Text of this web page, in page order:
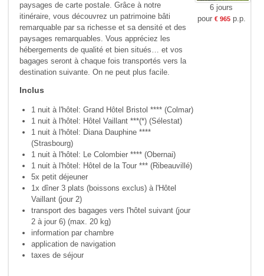
paysages de carte postale. Grâce à notre
itinéraire, vous découvrez un patrimoine bâti
remarquable par sa richesse et sa densité et des
paysages remarquables. Vous appréciez les
hébergements de qualité et bien situés… et vos
bagages seront à chaque fois transportés vers la
destination suivante. On ne peut plus facile.
Inclus
1 nuit à l'hôtel: Grand Hôtel Bristol **** (Colmar)
1 nuit à l'hôtel: Hôtel Vaillant ***(*) (Sélestat)
1 nuit à l'hôtel: Diana Dauphine ****
(Strasbourg)
1 nuit à l'hôtel: Le Colombier **** (Obernai)
1 nuit à l'hôtel: Hôtel de la Tour *** (Ribeauvillé)
5x petit déjeuner
1x dîner 3 plats (boissons exclus) à l'Hôtel
Vaillant (jour 2)
transport des bagages vers l'hôtel suivant (jour
2 à jour 6) (max. 20 kg)
information par chambre
application de navigation
taxes de séjour
6 jours
pour € 965p.p.